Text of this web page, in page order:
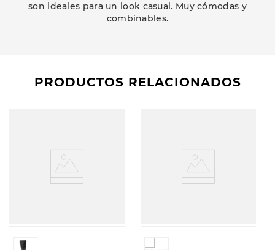
son ideales para un look casual. Muy cómodas y
combinables.
PRODUCTOS RELACIONADOS